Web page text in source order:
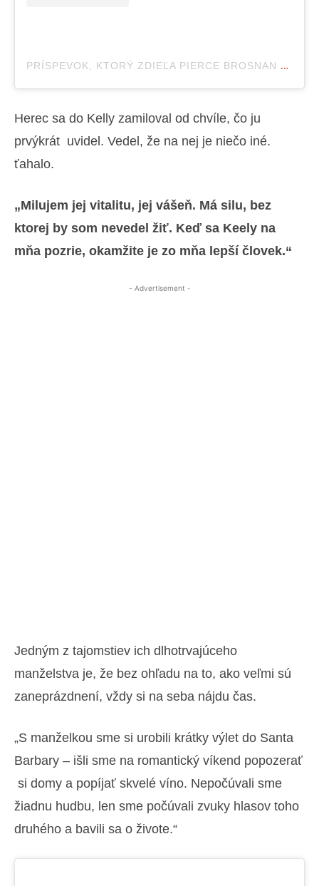
PRÍSPEVOK, KTORÝ ZDIEĽA PIERCE BROSNAN (@PIERCEBROSNANOFFICIAL)
Herec sa do Kelly zamiloval od chvíle, čo ju
prvýkrát uvidel. Vedel, že na nej je niečo iné.
ťahalo.
„Milujem jej vitalitu, jej vášeň. Má silu, bez
ktorej by som nevedel žiť. Keď sa Keely na
mňa pozrie, okamžite je zo mňa lepší človek.“
- Advertisement -
Jedným z tajomstiev ich dlhotrvajúceho
manželstva je, že bez ohľadu na to, ako veľmi sú
zaneprázdnení, vždy si na seba nájdu čas.
„S manželkou sme si urobili krátky výlet do Santa
Barbary – išli sme na romantický víkend popozerať
si domy a popíjať skvelé víno. Nepočúvali sme
žiadnu hudbu, len sme počúvali zvuky hlasov toho
druhého a bavili sa o živote.“